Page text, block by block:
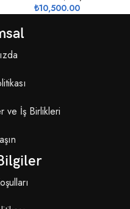
₺10,500.00
ve İş Birlikleri